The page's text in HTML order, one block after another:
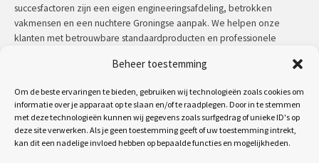
Beheer toestemming
Om de beste ervaringen te bieden, gebruiken wij technologieën zoals cookies om
informatie over je apparaat op te slaan en/of te raadplegen. Door in te stemmen
met deze technologieën kunnen wij gegevens zoals surfgedrag of unieke ID's op
deze site verwerken. Als je geen toestemming geeft of uw toestemming intrekt,
kan dit een nadelige invloed hebben op bepaalde functies en mogelijkheden.
succesfactoren zijn een eigen engineeringsafdeling, betrokken
vakmensen en een nuchtere Groningse aanpak. We helpen onze
klanten met betrouwbare standaardproducten en professionele
lees meer